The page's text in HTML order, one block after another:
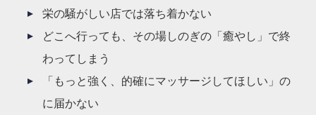
栄の騒がしい店では落ち着かない
どこへ行っても、その場しのぎの「癒やし」で終
わってしまう
「もっと強く、的確にマッサージしてほしい」の
に届かない